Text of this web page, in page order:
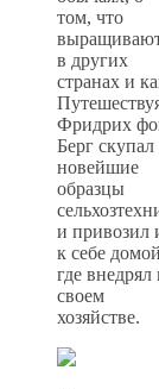
том, что
в других
странах и
Фридрих
Берг скупал
новейшие
образцы
и привозил
к себе
где внедрял
своем
хозяйстве.